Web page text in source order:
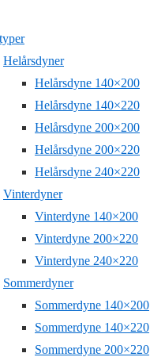
Helårsdyner
Helårsdyne 140×200
Helårsdyne 140×220
Helårsdyne 200×200
Helårsdyne 200×220
Helårsdyne 240×220
Vinterdyner
Vinterdyne 140×200
Vinterdyne 200×220
Vinterdyne 240×220
Sommerdyner
Sommerdyne 140×200
Sommerdyne 140×220
Sommerdyne 200×220